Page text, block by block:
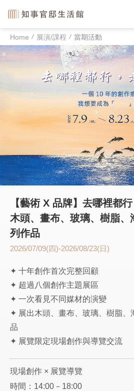
Home 展演/課程 當期活動
【藝術 X 品牌】去哪裡都
木頭、畫布、玻璃、樹脂、
列作品
2026/07/09(四)-2026/08/23(日)
✦ 十年創作首次完整回顧
✦ 超過八個創作主題展區
✦ 一次看見不同媒材的演變
✦ 展出木頭、畫布、玻璃、樹脂、
品
✦ 展覽限定現場創作與導覽交流
現場創作 × 展覽導覽
時間：14:00－18:00